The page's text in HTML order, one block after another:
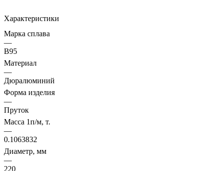
Характеристики
Марка сплава
—
В95
Материал
—
Дюралюминий
Форма изделия
—
Пруток
Масса 1п/м, т.
—
0.1063832
Диаметр, мм
—
220